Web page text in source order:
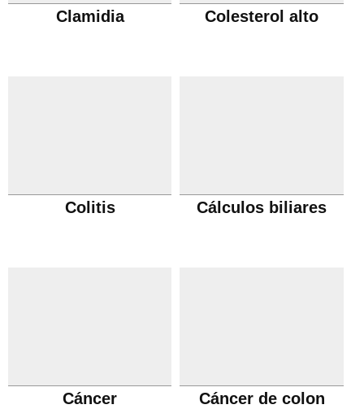
Clamidia Colesterol alto
Colitis Cálculos biliares
Cáncer Cáncer de colon